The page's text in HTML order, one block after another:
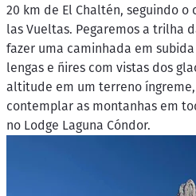
20 km de El Chaltén, seguindo o
las Vueltas. Pegaremos a trilha
fazer uma caminhada em
lengas e ñires com vistas dos
altitude em um terreno
contemplar as montanhas em
no Lodge Laguna Cóndor.